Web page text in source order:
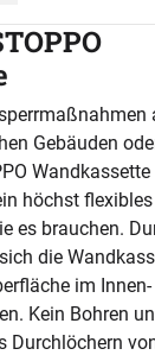
Gebäuden
höchst
es brauchen.
die
im
Kein Bohren
Durchlöchern